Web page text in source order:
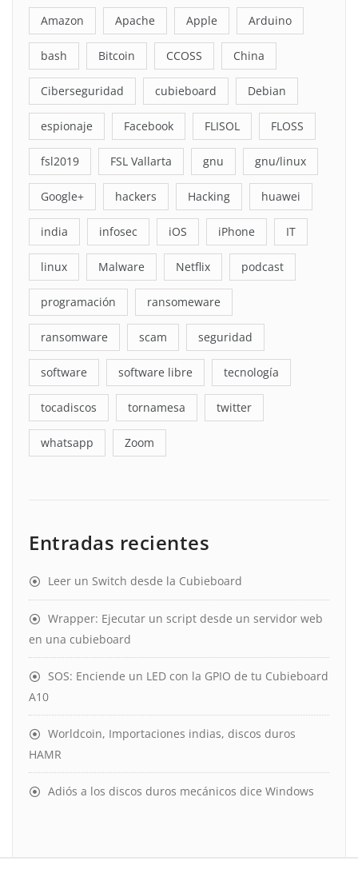
Amazon Apache Apple Arduino
bash Bitcoin CCOSS China
Ciberseguridad cubieboard Debian
espionaje Facebook FLISOL FLOSS
fsl2019 FSL Vallarta gnu gnu/linux
Google+ hackers Hacking huawei
india infosec iOS iPhone IT
linux Malware Netflix podcast
programación ransomeware
ransomware scam seguridad
software software libre tecnología
tocadiscos tornamesa twitter
whatsapp Zoom
Entradas recientes
Leer un Switch desde la Cubieboard
Wrapper: Ejecutar un script desde un servidor web
en una cubieboard
SOS: Enciende un LED con la GPIO de tu Cubieboard
A10
Worldcoin, Importaciones indias, discos duros
HAMR
Adiós a los discos duros mecánicos dice Windows